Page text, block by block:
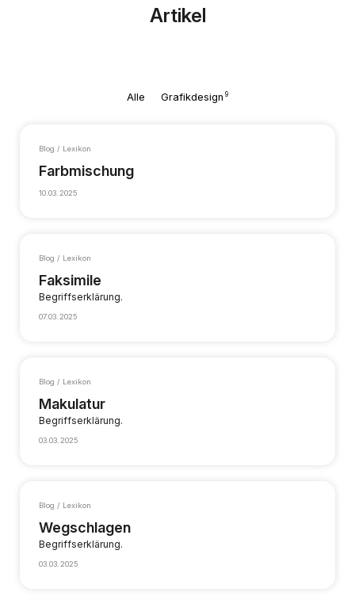
Artikel
Alle Grafikdesign 9
Blog / Lexikon
Farbmischung
10.03.2025
Blog / Lexikon
Faksimile
Begriffserklärung.
07.03.2025
Blog / Lexikon
Makulatur
Begriffserklärung.
03.03.2025
Blog / Lexikon
Wegschlagen
Begriffserklärung.
03.03.2025